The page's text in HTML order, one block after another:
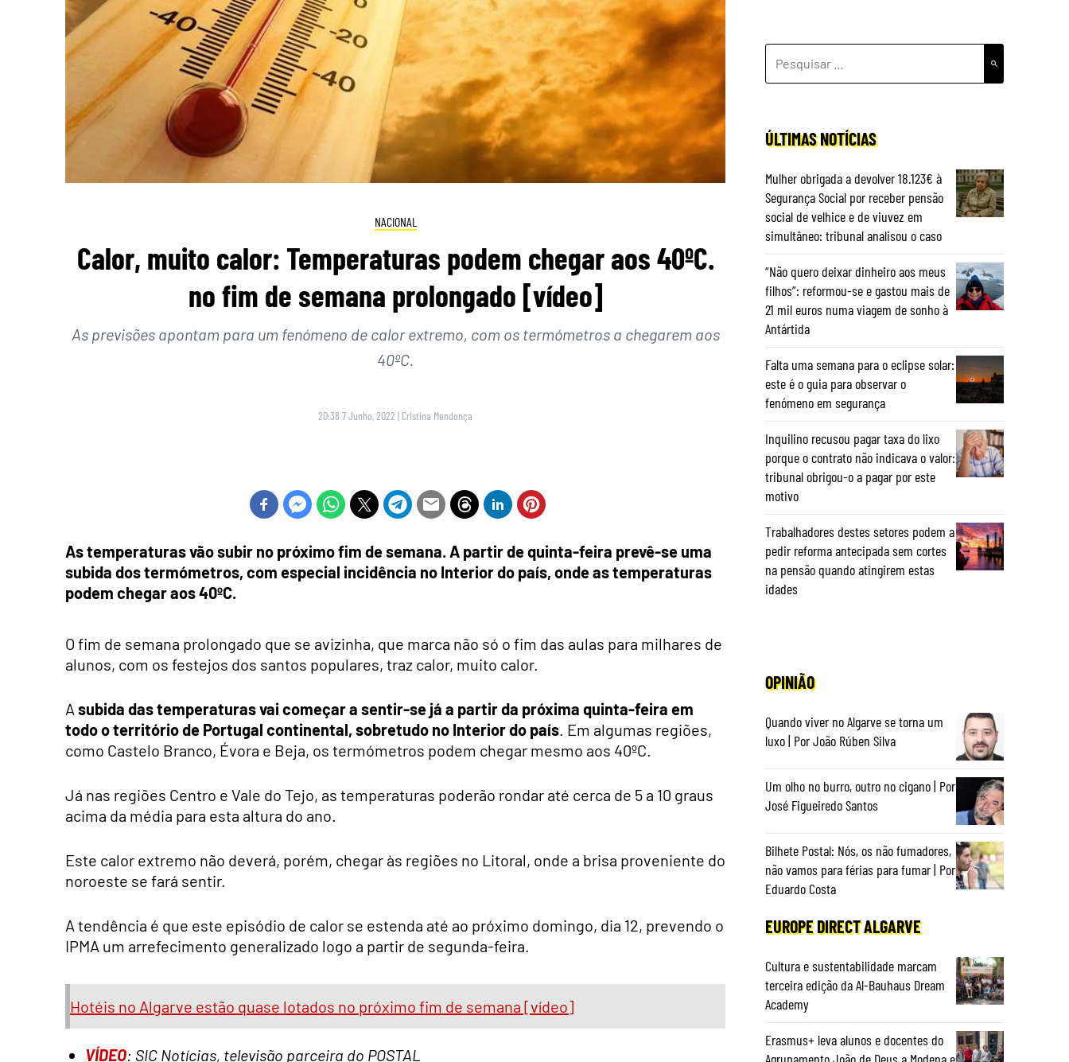
NACIONAL
Calor, muito calor: Temperaturas podem chegar aos 40ºC.
no fim de semana prolongado [vídeo]
As previsões apontam para um fenómeno de calor extremo, com os termómetros a chegarem aos
40ºC.
20:38 7 Junho, 2022 | Cristina Mendonça
As temperaturas vão subir no próximo fim de semana. A partir de quinta-feira prevê-se uma
subida dos termómetros, com especial incidência no Interior do país, onde as temperaturas
podem chegar aos 40ºC.
O fim de semana prolongado que se avizinha, que marca não só o fim das aulas para milhares de
alunos, com os festejos dos santos populares, traz calor, muito calor.
A subida das temperaturas vai começar a sentir-se já a partir da próxima quinta-feira em
todo o território de Portugal continental, sobretudo no Interior do país. Em algumas regiões,
como Castelo Branco, Évora e Beja, os termómetros podem chegar mesmo aos 40ºC.
Já nas regiões Centro e Vale do Tejo, as temperaturas poderão rondar até cerca de 5 a 10 graus
acima da média para esta altura do ano.
Este calor extremo não deverá, porém, chegar às regiões no Litoral, onde a brisa proveniente do
noroeste se fará sentir.
A tendência é que este episódio de calor se estenda até ao próximo domingo, dia 12, prevendo o
IPMA um arrefecimento generalizado logo a partir de segunda-feira.
Hotéis no Algarve estão quase lotados no próximo fim de semana [vídeo]
VÍDEO: SIC Notícias, televisão parceira do POSTAL
POR:
ÚLTIMAS NOTÍCIAS
Mulher obrigada a devolver 18.123€ à
Segurança Social por receber pensão
social de velhice e de viuvez em
simultâneo: tribunal analisou o caso
“Não quero deixar dinheiro aos meus
filhos”: reformou-se e gastou mais de
21 mil euros numa viagem de sonho à
Antártida
Falta uma semana para o eclipse solar:
este é o guia para observar o
fenómeno em segurança
Inquilino recusou pagar taxa do lixo
porque o contrato não indicava o valor:
tribunal obrigou-o a pagar por este
motivo
Trabalhadores destes setores podem a
pedir reforma antecipada sem cortes
na pensão quando atingirem estas
idades
OPINIÃO
Quando viver no Algarve se torna um
luxo | Por João Rúben Silva
Um olho no burro, outro no cigano | Por
José Figueiredo Santos
Bilhete Postal: Nós, os não fumadores,
não vamos para férias para fumar | Por
Eduardo Costa
EUROPE DIRECT ALGARVE
Cultura e sustentabilidade marcam
terceira edição da Al-Bauhaus Dream
Academy
Erasmus+ leva alunos e docentes do